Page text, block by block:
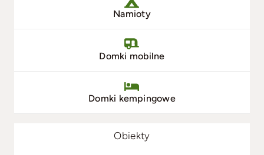
Namioty
Domki mobilne
Domki kempingowe
Obiekty